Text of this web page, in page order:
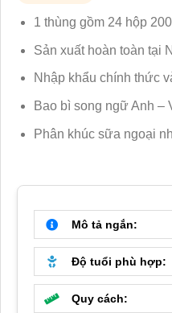
1 thùng gồm 24 hộp
Sản xuất hoàn toàn tại
Nhập khẩu chính thức
Bao bì song ngữ Anh –
Phân khúc sữa ngoại
Mô tả ngắn:
Độ tuổi phù hợp:
Quy cách: